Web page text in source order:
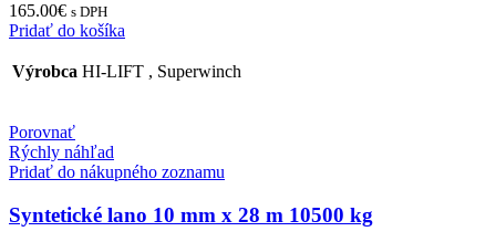
165.00€ s DPH
Pridať do košíka
Výrobca HI-LIFT , Superwinch
Porovnať
Rýchly náhľad
Pridať do nákupného zoznamu
Syntetické lano 10 mm x 28 m 10500 kg